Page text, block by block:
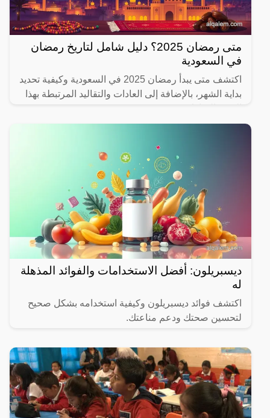
متى رمضان 2025؟ دليل شامل لتاريخ رمضان
في السعودية
اكتشف متى يبدأ رمضان 2025 في السعودية وكيفية تحديد
بداية الشهر، بالإضافة إلى العادات والتقاليد المرتبطة بهذا
ديسبريلون: أفضل الاستخدامات والفوائد المذهلة
له
اكتشف فوائد ديسبريلون وكيفية استخدامه بشكل صحيح
لتحسين صحتك ودعم مناعتك.